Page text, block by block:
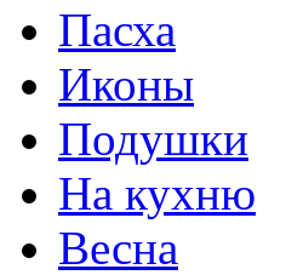
Пасха
Иконы
Подушки
На кухню
Весна